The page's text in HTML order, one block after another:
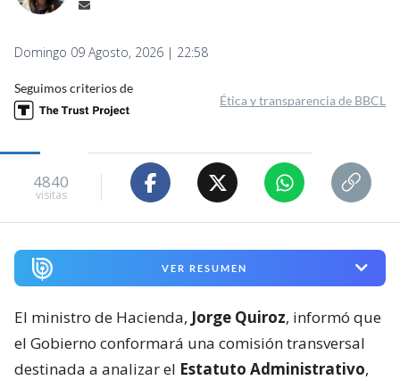
Domingo 09 Agosto, 2026 | 22:58
Seguimos criterios de
Ética y transparencia de BBCL
4840
visitas
VER RESUMEN
El ministro de Hacienda, Jorge Quiroz, informó que
el Gobierno conformará una comisión transversal
destinada a analizar el Estatuto Administrativo,